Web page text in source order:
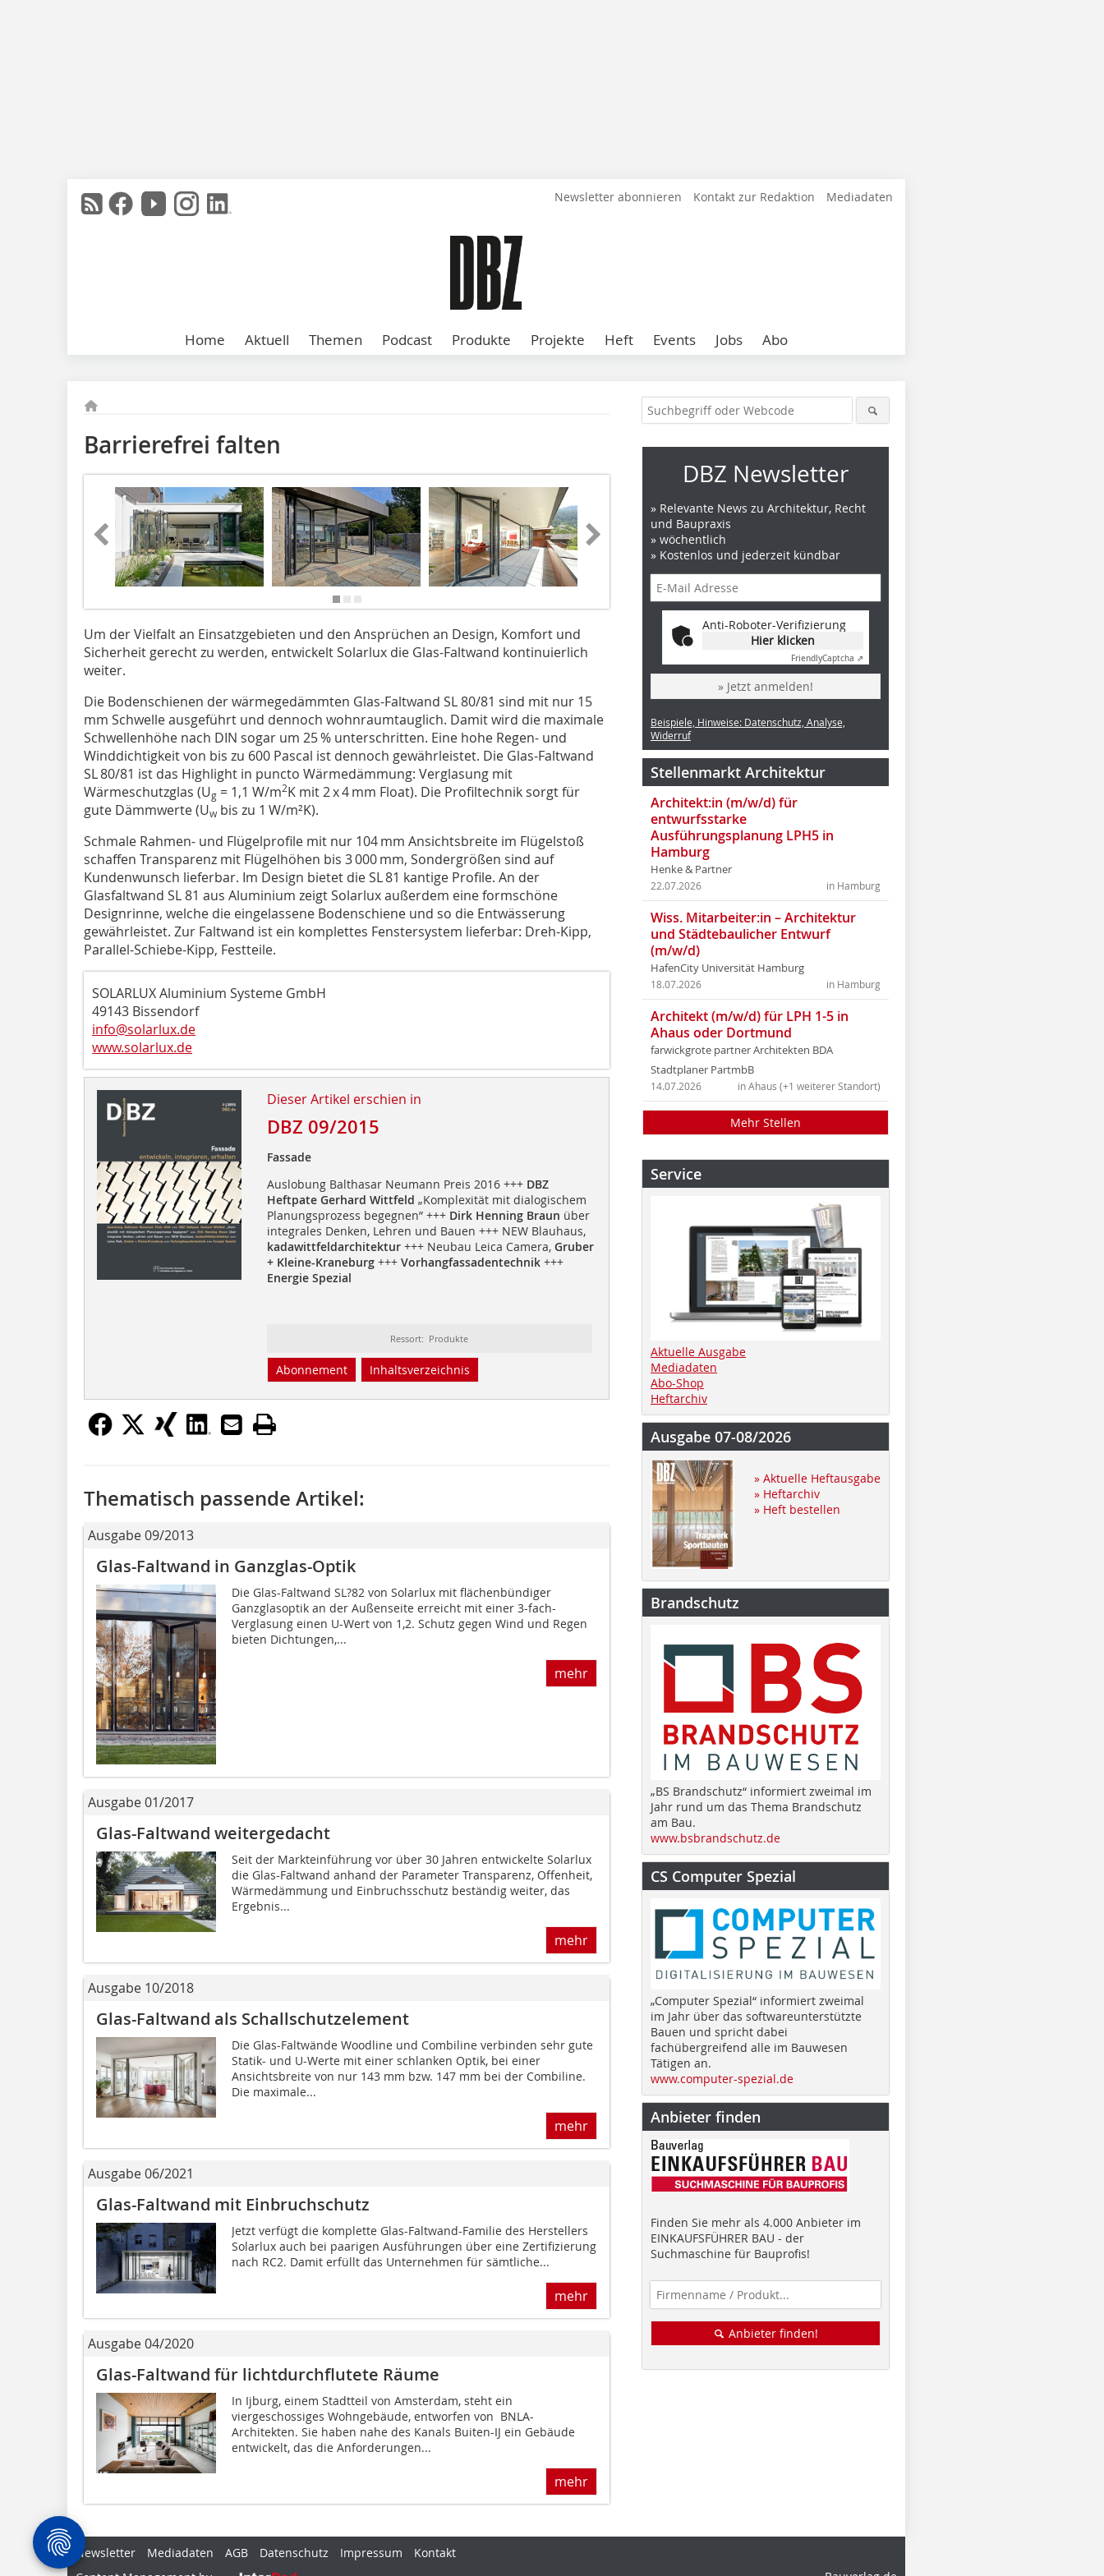
Newsletter abonnieren Kontakt zur Redaktion Mediadaten
Home Aktuell Themen Podcast Produkte Projekte Heft Events Jobs Abo
Barrierefrei falten
Um der Vielfalt an Einsatzgebieten und den Ansprüchen an Design, Komfort und
Sicherheit gerecht zu werden, entwickelt Solarlux die Glas-Faltwand kontinuierlich
weiter.
Die Bodenschienen der wärmegedämmten Glas-Faltwand SL 80/81 sind mit nur 15
mm Schwelle ausgeführt und dennoch wohnraumtauglich. Damit wird die maximale
Schwellen­höhe nach DIN sogar um 25 % unterschritten. Eine hohe Regen- und
Winddichtigkeit von bis zu 600 Pascal ist dennoch gewährleistet. Die Glas-Faltwand
SL 80/81 ist das Highlight in puncto Wärmedämmung: Verglasung mit
Wärmeschutzglas (Ug = 1,1 W/m2K mit 2 x 4 mm Float). Die Profiltechnik sorgt für
gute Dämmwerte (Uw bis zu 1 W/m²K).
Schmale Rahmen- und Flügelprofile mit nur 104 mm Ansichtsbreite im Flügelstoß
schaffen Transparenz mit Flügelhöhen bis 3 000 mm, Sondergrößen sind auf
Kundenwunsch lieferbar. Im Design bietet die SL 81 kantige Profile. An der
Glasfaltwand SL 81 aus Aluminium zeigt Solarlux außerdem eine formschöne
Designrinne, welche die eingelassene Bodenschiene und so die Entwässerung
gewährleistet. Zur Faltwand ist ein komplettes Fenstersystem lieferbar: Dreh-Kipp,
Parallel-Schiebe-Kipp, Festteile.
SOLARLUX Aluminium Systeme GmbH
49143 Bissendorf
info@solarlux.de
www.solarlux.de
Dieser Artikel erschien in
DBZ 09/2015
Fassade
Auslobung Balthasar Neumann Preis 2016 +++ DBZ
Heftpate Gerhard Wittfeld „Komplexität mit dialogischem
Planungsprozess begegnen” +++ Dirk Henning Braun über
integrales Denken, Lehren und Bauen +++ NEW Blauhaus,
kadawittfeldarchitektur+++ Neubau Leica Camera, Gruber
+ Kleine-Kraneburg +++ Vorhangfassadentechnik+++
Energie Spezial
Ressort: Produkte
Abonnement Inhaltsverzeichnis
Thematisch passende Artikel:
Ausgabe 09/2013
Glas-Faltwand in Ganzglas-Optik
Die Glas-Faltwand SL?82 von Solarlux mit flächenbündiger
Ganzglasoptik an der Außenseite erreicht mit einer 3-fach-
Verglasung einen U-Wert von 1,2. Schutz gegen Wind und Regen
bieten Dichtungen,...
mehr
Ausgabe 01/2017
Glas-Faltwand weitergedacht
Seit der Markteinführung vor über 30 Jahren entwickelte Solarlux
die Glas-Faltwand anhand der Parameter Transparenz, Offenheit,
Wärmedämmung und Einbruchsschutz beständig weiter, das
Ergebnis...
mehr
Ausgabe 10/2018
Glas-Faltwand als Schallschutzelement
Die Glas-Faltwände Woodline und Combiline verbinden sehr gute
Statik- und U-Werte mit einer schlanken Optik, bei einer
Ansichtsbreite von nur 143 mm bzw. 147 mm bei der Combiline.
Die maximale...
mehr
Ausgabe 06/2021
Glas-Faltwand mit Einbruchschutz
Jetzt verfügt die komplette Glas-Faltwand-Familie des Herstellers
Solarlux auch bei paarigen Ausführungen über eine Zertifizierung
nach RC2. Damit erfüllt das Unternehmen für sämtliche...
mehr
Ausgabe 04/2020
Glas-Faltwand für lichtdurchflutete Räume
In Ijburg, einem Stadtteil von Amsterdam, steht ein
viergeschossiges Wohngebäude, entworfen von BNLA-
Architekten. Sie haben nahe des Kanals Buiten-IJ ein Gebäude
entwickelt, das die Anforderungen...
mehr
DBZ Newsletter
» Relevante News zu Architektur, Recht
und Baupraxis
» wöchentlich
» Kostenlos und jederzeit kündbar
Anti-Roboter-Verifizierung
Hier klicken
FriendlyCaptcha ⇗
» Jetzt anmelden!
Beispiele, Hinweise: Datenschutz, Analyse,
Widerruf
Stellenmarkt Architektur
Architekt:in (m/w/d) für
entwurfsstarke
Ausführungsplanung LPH5 in
Hamburg
Henke & Partner
in Hamburg
22.07.2026
Wiss. Mitarbeiter:in – Architektur
und Städtebaulicher Entwurf
(m/w/d)
HafenCity Universität Hamburg
in Hamburg
18.07.2026
Architekt (m/w/d) für LPH 1-5 in
Ahaus oder Dortmund
farwickgrote partner Architekten BDA
Stadtplaner PartmbB
in Ahaus (+1 weiterer Standort)
14.07.2026
Mehr Stellen
Service
Aktuelle Ausgabe
Mediadaten
Abo-Shop
Heftarchiv
Ausgabe 07-08/2026
» Aktuelle Heftausgabe
» Heftarchiv
» Heft bestellen
Brandschutz
„BS Brandschutz“ informiert zweimal im
Jahr rund um das Thema Brandschutz
am Bau.
www.bsbrandschutz.de
CS Computer Spezial
„Computer Spezial“ informiert zweimal
im Jahr über das softwareunterstützte
Bauen und spricht dabei
fachübergreifend alle im Bauwesen
Tätigen an.
www.computer-spezial.de
Anbieter finden
Finden Sie mehr als 4.000 Anbieter im
EINKAUFSFÜHRER BAU - der
Suchmaschine für Bauprofis!
Anbieter finden!
Newsletter Mediadaten AGB Datenschutz Impressum
Kontakt